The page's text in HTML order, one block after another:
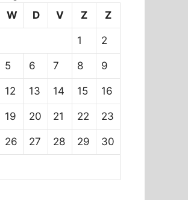
W D V Z Z
1 2
5 6 7 8 9
12 13 14 15 16
19 20 21 22 23
26 27 28 29 30